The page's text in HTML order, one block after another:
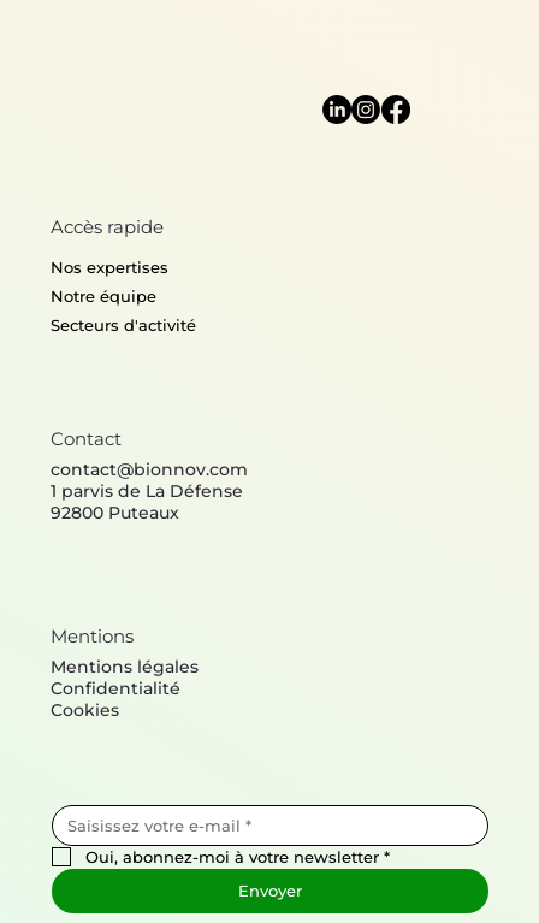
Oui, abonnez-moi à votre newsletter *
Envoyer
Accès rapide
Nos expertises
Notre équipe
Secteurs d'activité
Contact
contact@bionnov.com
1 parvis de La Défense
92800 Puteaux
Mentions
Mentions légales
Confidentialité
Cookies